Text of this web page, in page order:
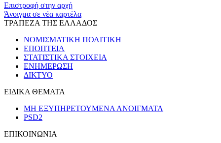
Επιστροφή στην αρχή
Άνοιγμα σε νέα καρτέλα
ΤΡΑΠΕΖΑ ΤΗΣ ΕΛΛΑΔΟΣ
ΝΟΜΙΣΜΑΤΙΚΗ ΠΟΛΙΤΙΚΗ
ΕΠΟΠΤΕΙΑ
ΣΤΑΤΙΣΤΙΚΑ ΣΤΟΙΧΕΙΑ
ΕΝΗΜΕΡΩΣΗ
ΔΙΚΤΥΟ
ΕΙΔΙΚΑ ΘΕΜΑΤΑ
ΜΗ ΕΞΥΠΗΡΕΤΟΥΜΕΝΑ ΑΝΟΙΓΜΑΤΑ
PSD2
ΕΠΙΚΟΙΝΩΝΙΑ